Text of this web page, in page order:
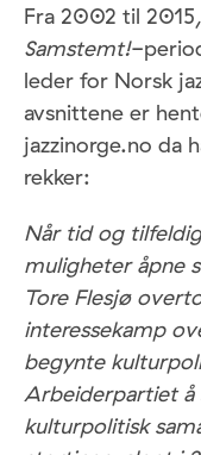
Fra 2002 til
Samstemt!-
leder for Norsk
avsnittene er
jazzinorge.no da
rekker:
Når tid og
muligheter åpne
Tore Flesjø
interessekamp
begynte
Arbeiderpartiet å
kulturpolitisk